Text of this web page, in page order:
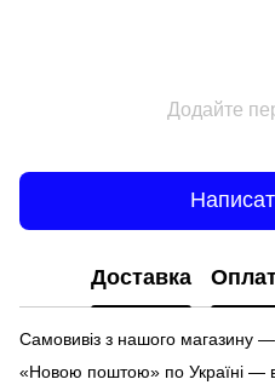
Додайте
Доставка
Самовивіз з нашого магазину
«Новою поштою» по Україні —